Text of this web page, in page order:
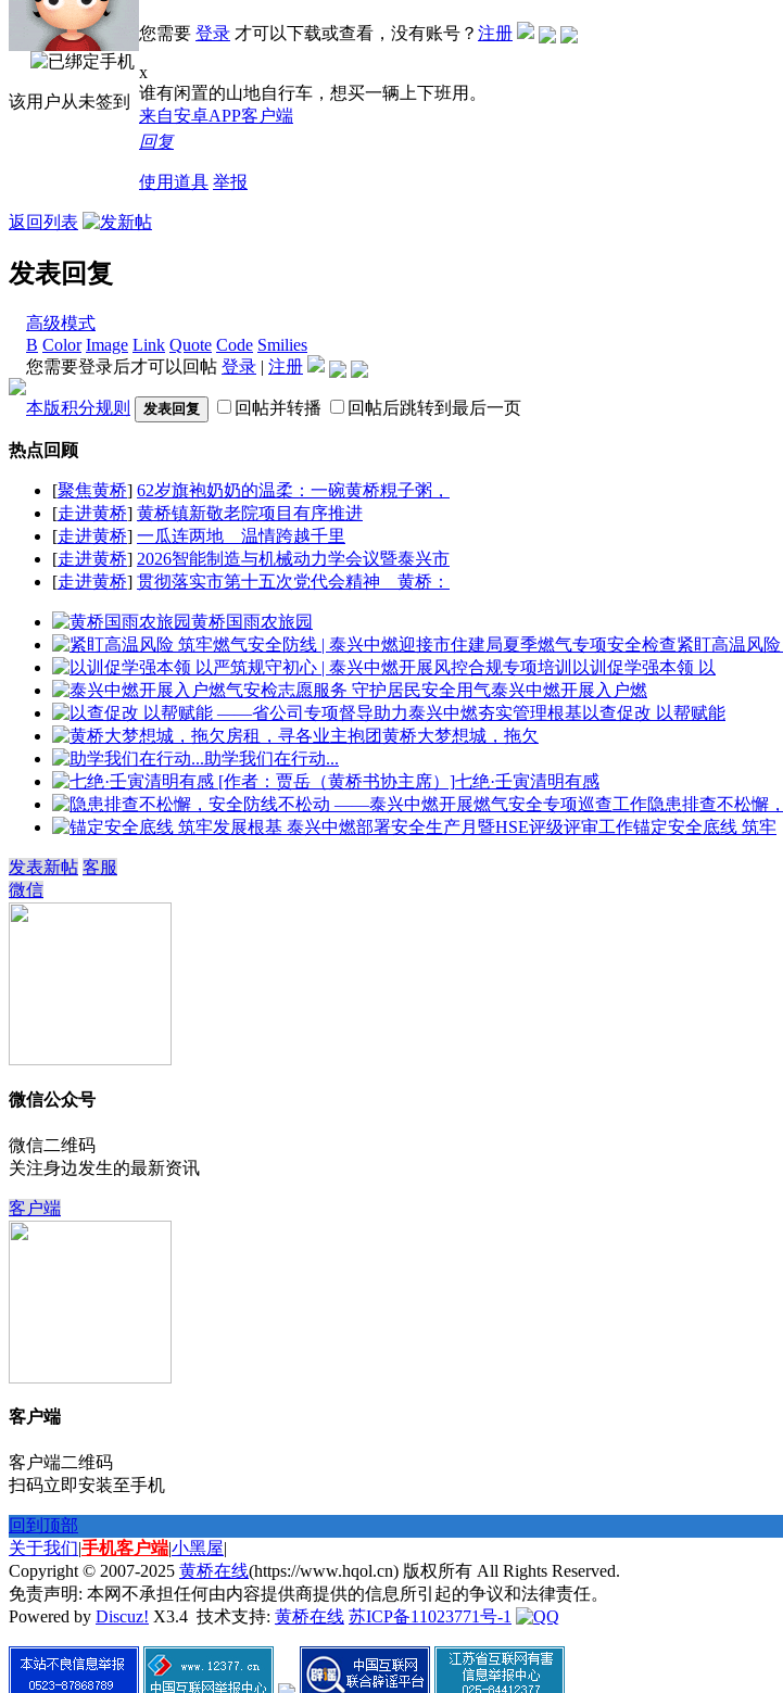
该用户从未签到
您需要 登录 才可以下载或查看，没有账号？ 注册
x
谁有闲置的山地自行车，想买一辆上下班用。
来自安卓APP客户端
回复
使用道具 举报
返回列表
发表回复
高级模式
B Color Image Link Quote Code Smilies
您需要登录后才可以回帖 登录 | 注册
本版积分规则 发表回复 回帖并转播 回帖后跳转到最后一页
热点回顾
[聚焦黄桥] 62岁旗袍奶奶的温柔：一碗黄桥粯子粥，
[走进黄桥] 黄桥镇新敬老院项目有序推进
[走进黄桥] 一瓜连两地 温情跨越千里
[走进黄桥] 2026智能制造与机械动力学会议暨泰兴市
[走进黄桥] 贯彻落实市第十五次党代会精神 黄桥：
黄桥国雨农旅园
紧盯高温风
以训促学强本领 以
泰兴中燃开展入户燃
以查促改 以帮赋能
黄桥大梦想城，拖欠
助学我们在行动...
七绝·壬寅清明有感
隐患排查不松懈
锚定安全底线 筑牢
发表新帖 客服
微信
微信公众号
微信二维码
关注身边发生的最新资讯
客户端
客户端
客户端二维码
扫码立即安装至手机
回到顶部
关于我们|手机客户端|小黑屋|
Copyright © 2007-2025 黄桥在线(https://www.hqol.cn) 版权所有 All Rights Reserved.
免责声明: 本网不承担任何由内容提供商提供的信息所引起的争议和法律责任。
Powered by Discuz! X3.4 技术支持: 黄桥在线 苏ICP备11023771号-1